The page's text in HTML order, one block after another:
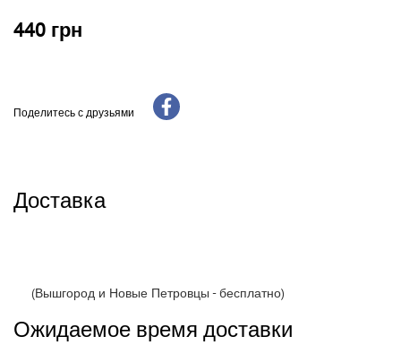
440 грн
Поделитесь с друзьями
Доставка
(Вышгород и Новые Петровцы - бесплатно)
Ожидаемое время доставки